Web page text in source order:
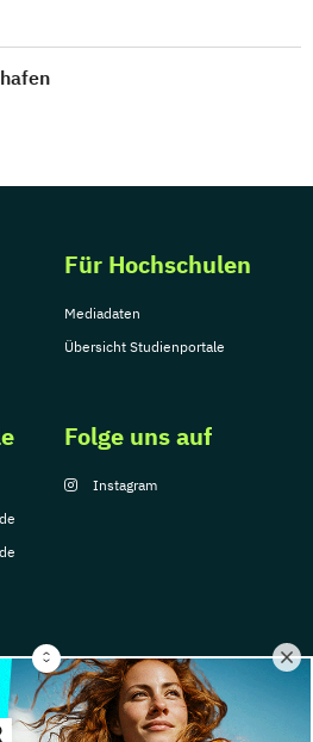
Für Hochschulen
Mediadaten
Übersicht Studienportale
Folge uns auf
Instagram
GmbH